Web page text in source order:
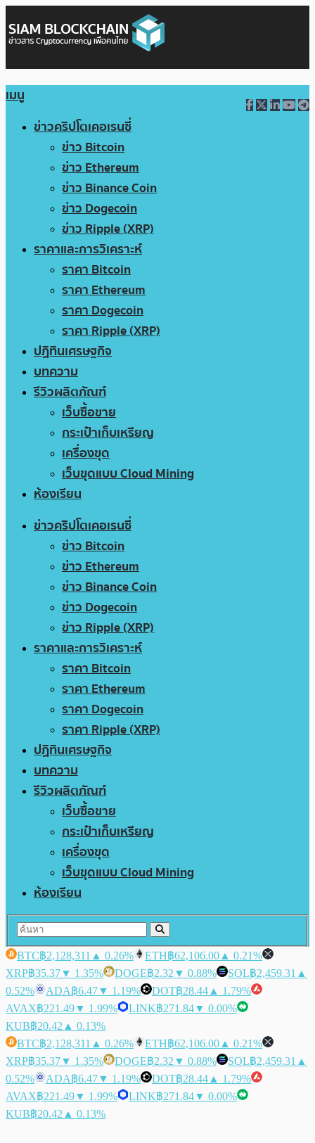
เมนู
ข่าวคริปโตเคอเรนซี่
ข่าว Bitcoin
ข่าว Ethereum
ข่าว Binance Coin
ข่าว Dogecoin
ข่าว Ripple (XRP)
ราคาและการวิเคราะห์
ราคา Bitcoin
ราคา Ethereum
ราคา Dogecoin
ราคา Ripple (XRP)
ปฏิทินเศรษฐกิจ
บทความ
รีวิวผลิตภัณฑ์
เว็บซื้อขาย
กระเป๋าเก็บเหรียญ
เครื่องขุด
เว็บขุดแบบ Cloud Mining
ห้องเรียน
ข่าวคริปโตเคอเรนซี่
ข่าว Bitcoin
ข่าว Ethereum
ข่าว Binance Coin
ข่าว Dogecoin
ข่าว Ripple (XRP)
ราคาและการวิเคราะห์
ราคา Bitcoin
ราคา Ethereum
ราคา Dogecoin
ราคา Ripple (XRP)
ปฏิทินเศรษฐกิจ
บทความ
รีวิวผลิตภัณฑ์
เว็บซื้อขาย
กระเป๋าเก็บเหรียญ
เครื่องขุด
เว็บขุดแบบ Cloud Mining
ห้องเรียน
BTC฿2,128,311 ▲ 0.26% ETH฿62,106.00 ▲ 0.21%
XRP฿35.37▼ 1.35% DOGE฿2.32 ▼ 0.88% SOL฿2,459.31 ▲
0.52%
ADA฿6.47▼ 1.19% DOT฿28.44 ▲ 1.79%
AVAX฿221.49▼ 1.99% LINK฿271.84▼ 0.00%
KUB฿20.42 ▲ 0.13%
BTC฿2,128,311 ▲ 0.26% ETH฿62,106.00 ▲ 0.21%
XRP฿35.37▼ 1.35% DOGE฿2.32 ▼ 0.88% SOL฿2,459.31 ▲
0.52%
ADA฿6.47▼ 1.19% DOT฿28.44 ▲ 1.79%
AVAX฿221.49▼ 1.99% LINK฿271.84▼ 0.00%
KUB฿20.42 ▲ 0.13%